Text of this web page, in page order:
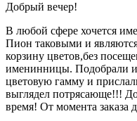
Добрый вечер!
В любой сфере хочется
Пион таковыми и
корзину цветов,без
именинницы. Подобрали и
цветовую гамму и
выглядел потрясающе!!!
время! От момента заказа